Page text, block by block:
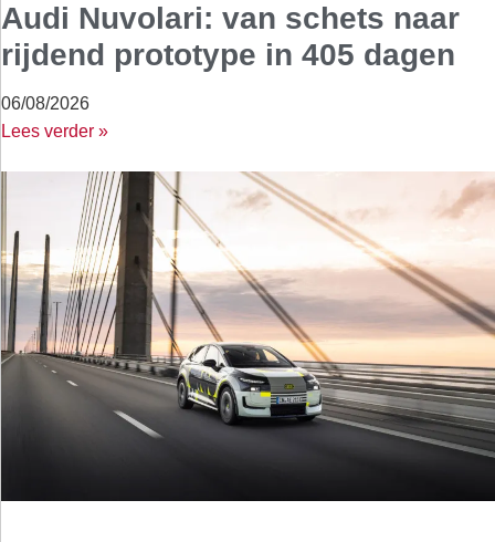
Audi Nuvolari: van schets naar
rijdend prototype in 405 dagen
06/08/2026
Lees verder »